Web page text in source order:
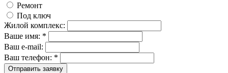
Ремонт
Под ключ
Жилой комплекс:
Ваше имя: *
Ваш e-mail:
Ваш телефон: *
Отправить заявку